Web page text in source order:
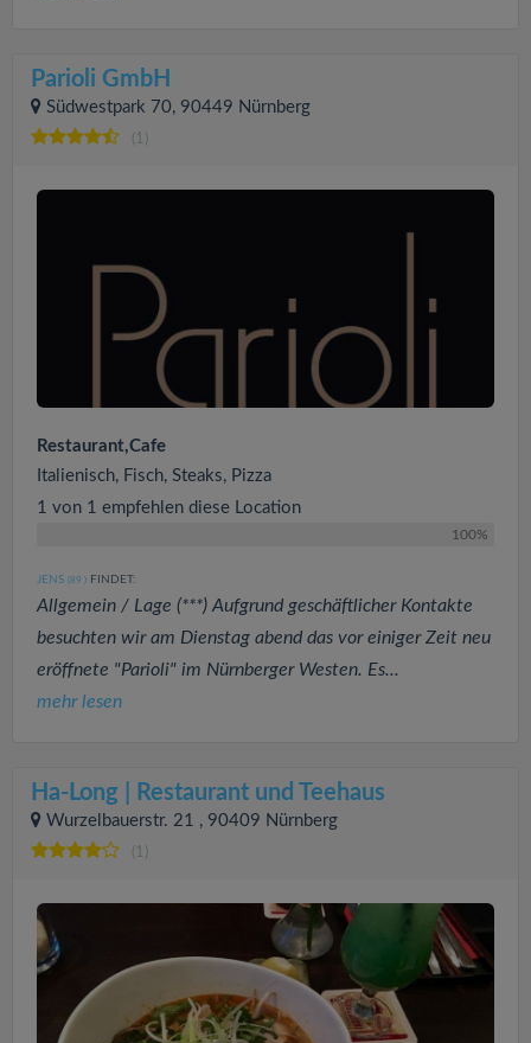
Parioli GmbH
Südwestpark 70, 90449 Nürnberg
Restaurant,Cafe
Italienisch, Fisch, Steaks, Pizza
1 von 1 empfehlen diese Location
100%
JENS (89 ) FINDET:
Allgemein / Lage (***) Aufgrund geschäftlicher Kontakte
besuchten wir am Dienstag abend das vor einiger Zeit neu
eröffnete "Parioli" im Nürnberger Westen. Es...
mehr lesen
Ha-Long | Restaurant und Teehaus
Wurzelbauerstr. 21 , 90409 Nürnberg
(1)